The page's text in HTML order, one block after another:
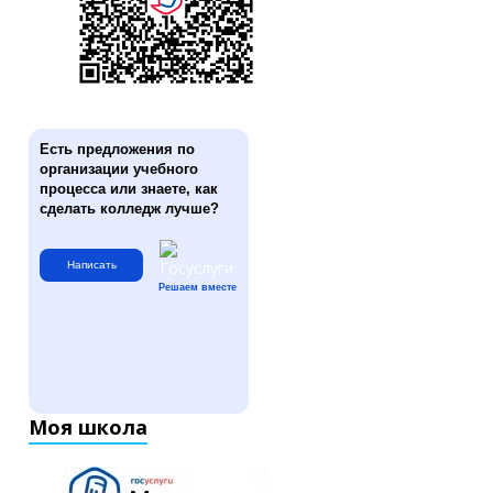
Есть предложения по
организации учебного
процесса или знаете, как
сделать колледж лучше?
Написать
Решаем вместе
Моя школа